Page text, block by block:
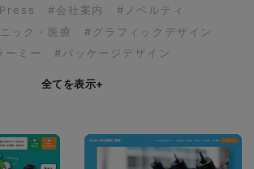
#会社案内
#ノベルティ
ック・医療
#グラフィックデザイン
ーミー
#パッケージデザイン
全てを表示+